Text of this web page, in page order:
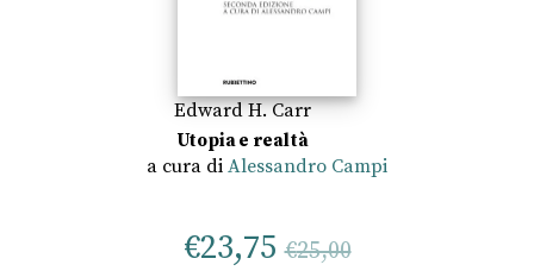
Edward H. Carr
Utopia e realtà
a cura di Alessandro Campi
€23,75 €25,00